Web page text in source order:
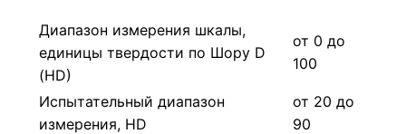
Диапазон измерения шкалы,
единицы твердости по Шору D
(НD)
от 0 до
100
Испытательный диапазон
измерения, НD
от 20 до
90